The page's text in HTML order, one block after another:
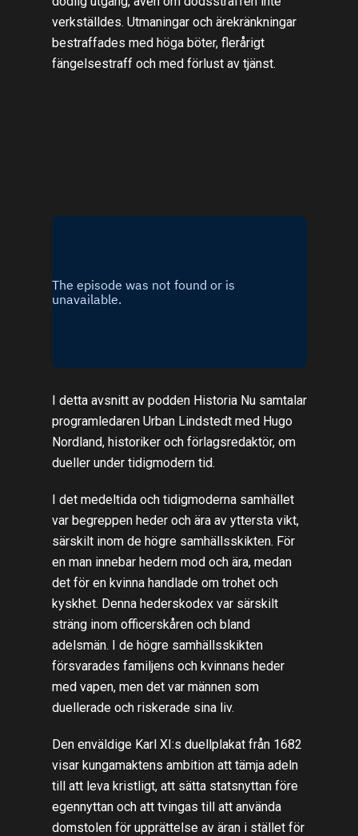
verkställdes. Utmaningar och ärekränkningar
bestraffades med höga böter, flerårigt
fängelsestraff och med förlust av tjänst.
I detta avsnitt av podden Historia Nu samtalar
programledaren Urban Lindstedt med Hugo
Nordland, historiker och förlagsredaktör, om
dueller under tidigmodern tid.
I det medeltida och tidigmoderna samhället
var begreppen heder och ära av yttersta vikt,
särskilt inom de högre samhällsskikten. För
en man innebar hedern mod och ära, medan
det för en kvinna handlade om trohet och
kyskhet. Denna hederskodex var särskilt
sträng inom officerskåren och bland
adelsmän. I de högre samhällsskikten
försvarades familjens och kvinnans heder
med vapen, men det var männen som
duellerade och riskerade sina liv.
Den enväldige Karl XI:s duellplakat från 1682
visar kungamaktens ambition att tämja adeln
till att leva kristligt, att sätta statsnyttan före
egennyttan och att tvingas till att använda
domstolen för upprättelse av äran i stället för